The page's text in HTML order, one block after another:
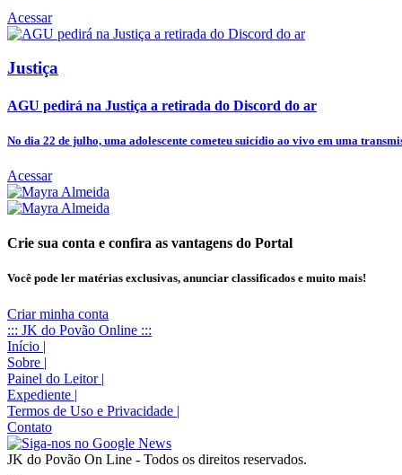
Acessar
Justiça
AGU pedirá na Justiça a retirada do Discord do ar
No dia 22 de julho, uma adolescente cometeu suicídio ao vivo em uma
Acessar
Crie sua conta e confira as vantagens do Portal
Você pode ler matérias exclusivas, anunciar classificados e muito mais!
Criar minha conta
::: JK do Povão Online :::
Início |
Sobre |
Painel do Leitor |
Expediente |
Termos de Uso e Privacidade |
Contato
JK do Povão On Line - Todos os direitos reservados.